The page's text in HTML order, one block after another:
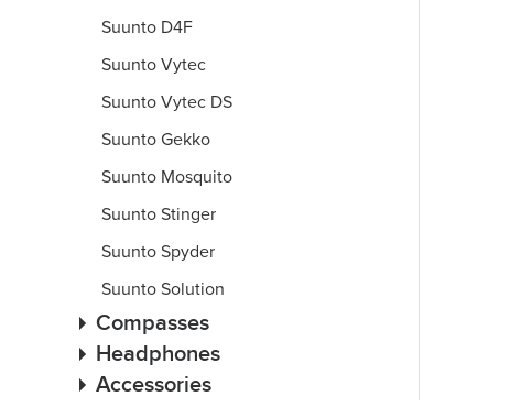
Suunto D4F
Suunto Vytec
Suunto Vytec DS
Suunto Gekko
Suunto Mosquito
Suunto Stinger
Suunto Spyder
Suunto Solution
Compasses
Headphones
Accessories